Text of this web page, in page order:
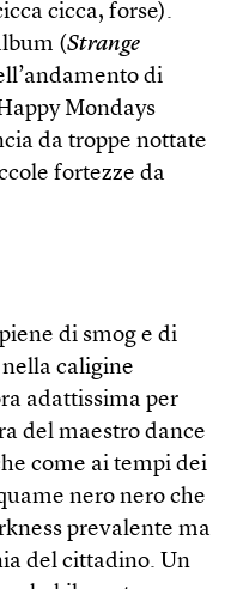
cicca, forse).
(Strange
di
Mondays
da troppe nottate
fortezze da
di smog e di
caligine
adattissima per
del maestro dance
come ai tempi dei
nero nero che
prevalente ma
del cittadino. Un